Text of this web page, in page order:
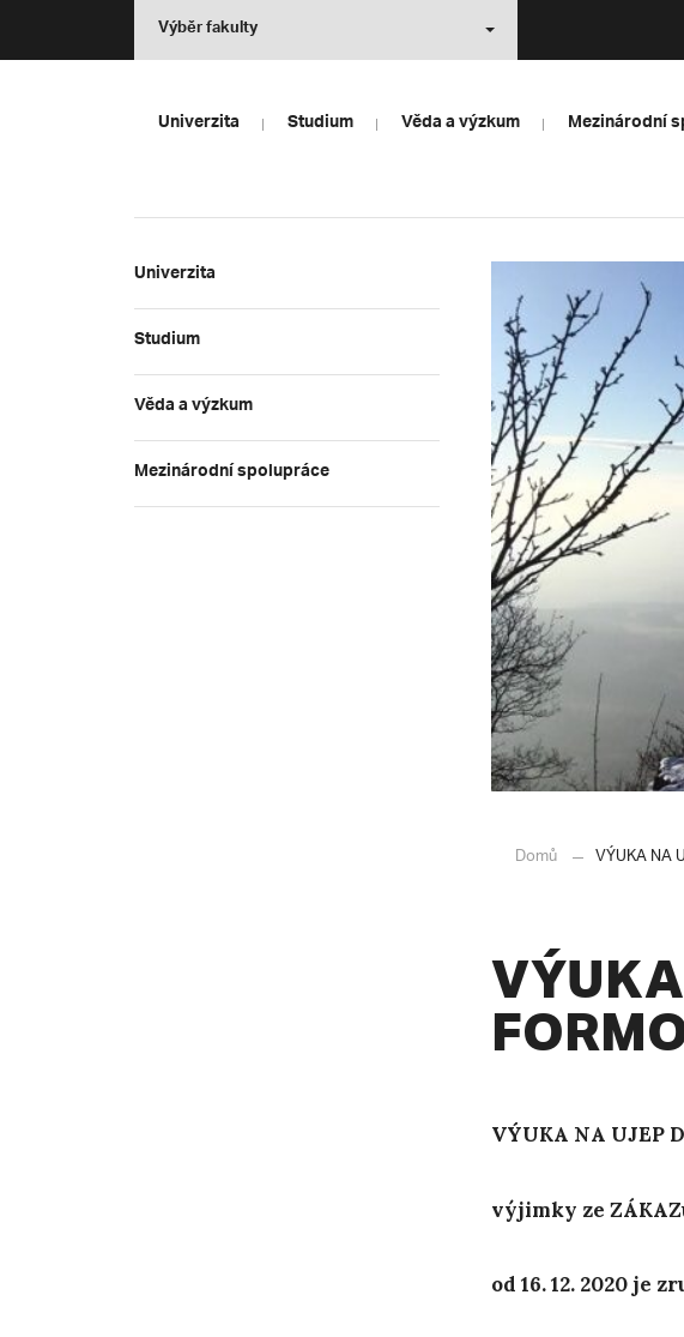
Výběr fakulty
Univerzita Studium Věda a výzkum Mezinárodní
Univerzita
Studium
Věda a výzkum
Mezinárodní spolupráce
Domů VÝUKA NA
VÝUKA NA UJEP
výjimky ze
od 16. 12. 2020 je